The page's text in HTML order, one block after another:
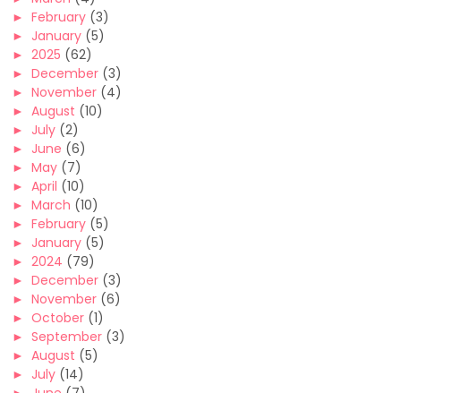
► February (3)
► January (5)
► 2025 (62)
► December (3)
► November (4)
► August (10)
► July (2)
► June (6)
► May (7)
► April (10)
► March (10)
► February (5)
► January (5)
► 2024 (79)
► December (3)
► November (6)
► October (1)
► September (3)
► August (5)
► July (14)